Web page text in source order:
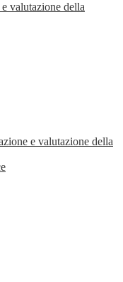
valutazione della
e valutazione della